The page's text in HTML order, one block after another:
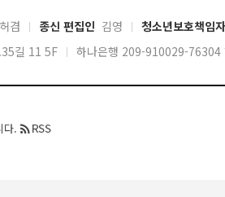
허겸 종신 편집인 김영 청소년보호책임자
35길 11 5F 하나은행 209-910029-76304
다.